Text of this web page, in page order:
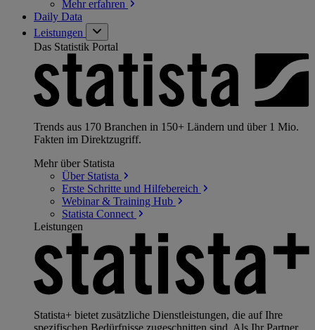
Mehrerfahren
Daily Data
Leistungen
Das Statistik Portal
Trends aus 170 Branchen in 150+ Ländern und über 1 Mio.
Fakten im Direktzugriff.
Mehr über Statista
Über Statista
Erste Schritte und Hilfebereich
Webinar & Training Hub
Statista Connect
Leistungen
Statista+ bietet zusätzliche Dienstleistungen, die auf Ihre
spezifischen Bedürfnisse zugeschnitten sind. Als Ihr Partner